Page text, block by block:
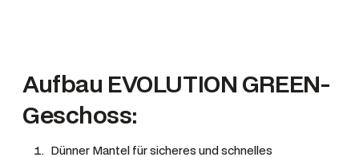
Aufbau EVOLUTION GREEN-
Geschoss:
Dünner Mantel für sicheres und schnelles